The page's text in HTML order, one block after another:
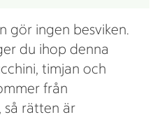
gör ingen besviken.
du ihop denna
timjan och
från
så rätten är